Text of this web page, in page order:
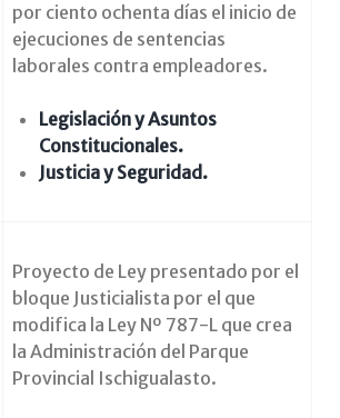
por ciento ochenta días el inicio de
ejecuciones de sentencias
laborales contra empleadores.
Legislación y Asuntos
Constitucionales.
Justicia y Seguridad.
Proyecto de Ley presentado por el
bloque Justicialista por el que
modifica la Ley Nº 787-L que crea
la Administración del Parque
Provincial Ischigualasto.